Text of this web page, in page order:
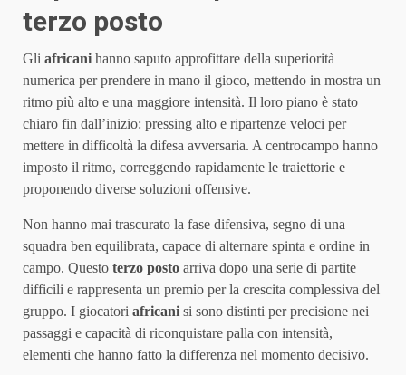
terzo posto
Gli africani hanno saputo approfittare della superiorità
numerica per prendere in mano il gioco, mettendo in mostra un
ritmo più alto e una maggiore intensità. Il loro piano è stato
chiaro fin dall’inizio: pressing alto e ripartenze veloci per
mettere in difficoltà la difesa avversaria. A centrocampo hanno
imposto il ritmo, correggendo rapidamente le traiettorie e
proponendo diverse soluzioni offensive.
Non hanno mai trascurato la fase difensiva, segno di una
squadra ben equilibrata, capace di alternare spinta e ordine in
campo. Questo terzo posto arriva dopo una serie di partite
difficili e rappresenta un premio per la crescita complessiva del
gruppo. I giocatori africani si sono distinti per precisione nei
passaggi e capacità di riconquistare palla con intensità,
elementi che hanno fatto la differenza nel momento decisivo.